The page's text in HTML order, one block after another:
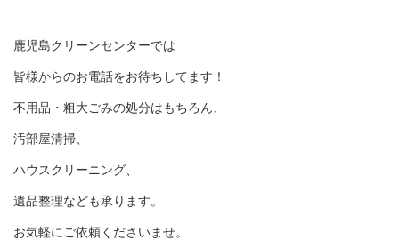
鹿児島クリーンセンターでは
皆様からのお電話をお待ちしてます！
不用品・粗大ごみの処分はもちろん、
汚部屋清掃、
ハウスクリーニング、
遺品整理なども承ります。
お気軽にご依頼くださいませ。